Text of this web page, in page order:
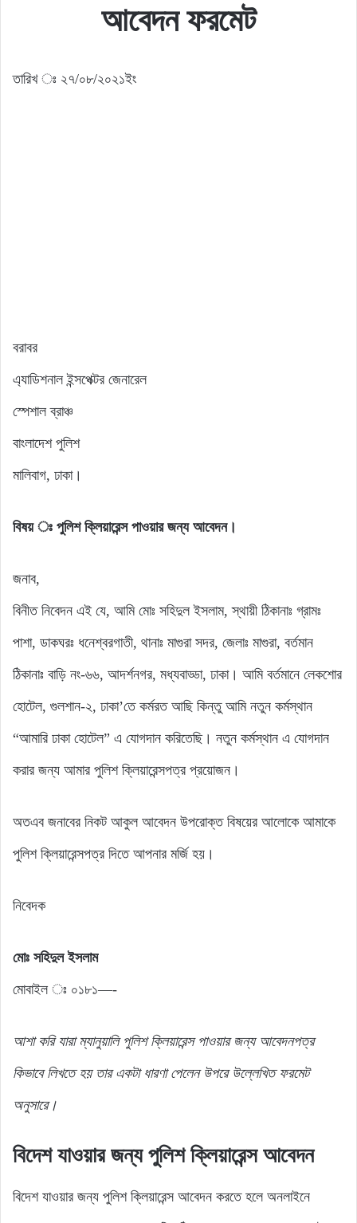
আবেদন ফরমেট
তারিখ ঃ ২৭/০৮/২০২১ইং
বরাবর
এ্যাডিশনাল ইন্সপেক্টর জেনারেল
স্পেশাল ব্রাঞ্চ
বাংলাদেশ পুলিশ
মালিবাগ, ঢাকা।
বিষয় ঃ পুলিশ ক্লিয়ারেন্স পাওয়ার জন্য আবেদন।
জনাব,
বিনীত নিবেদন এই যে, আমি মোঃ সহিদুল ইসলাম, স্থায়ী ঠিকানাঃ গ্রামঃ
পাশা, ডাকঘরঃ ধনেশ্বরগাতী, থানাঃ মাগুরা সদর, জেলাঃ মাগুরা, বর্তমান
ঠিকানাঃ বাড়ি নং-৬৬, আদর্শনগর, মধ্যবাড্ডা, ঢাকা। আমি বর্তমানে লেকশোর
হোটেল, গুলশান-২, ঢাকা’তে কর্মরত আছি কিন্তু আমি নতুন কর্মস্থান
“আমারি ঢাকা হোটেল” এ যোগদান করিতেছি। নতুন কর্মস্থান এ যোগদান
করার জন্য আমার পুলিশ ক্লিয়ারেন্সপত্র প্রয়োজন।
অতএব জনাবের নিকট আকুল আবেদন উপরোক্ত বিষয়ের আলোকে আমাকে
পুলিশ ক্লিয়ারেন্সপত্র দিতে আপনার মর্জি হয়।
নিবেদক
মোঃ সহিদুল ইসলাম
মোবাইল ঃ ০১৮১—-
আশা করি যারা ম্যানুয়ালি পুলিশ ক্লিয়ারেন্স পাওয়ার জন্য আবেদনপত্র
কিভাবে লিখতে হয় তার একটা ধারণা পেলেন উপরে উল্লেখিত ফরমেট
অনুসারে।
বিদেশ যাওয়ার জন্য পুলিশ ক্লিয়ারেন্স আবেদন
বিদেশ যাওয়ার জন্য পুলিশ ক্লিয়ারেন্স আবেদন করতে হলে অনলাইনে